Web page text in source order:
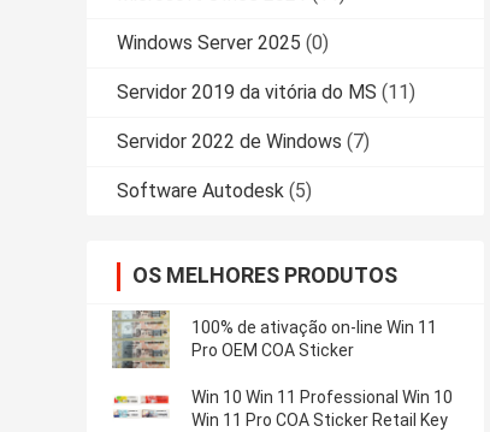
Windows Server 2025 (0)
Servidor 2019 da vitória do MS (11)
Servidor 2022 de Windows (7)
Software Autodesk (5)
OS MELHORES PRODUTOS
100% de ativação on-line Win 11
Pro OEM COA Sticker
Win 10 Win 11 Professional Win 10
Win 11 Pro COA Sticker Retail Key